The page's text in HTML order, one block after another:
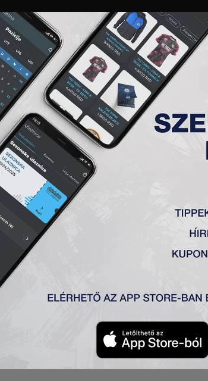
TAGSÁG JEGYEK AKKREDITÁCIÓ KLUB AKADÉMIA
TSC-
82‘), Tomanović (K),
,